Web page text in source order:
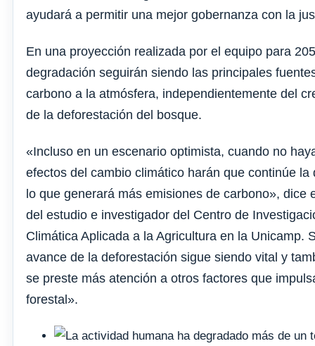
ayudará a permitir una mejor gobernanza con la
En una proyección realizada por el equipo para
degradación seguirán siendo las principales
carbono a la atmósfera, independientemente del
de la deforestación del bosque.
«Incluso en un escenario optimista, cuando no
efectos del cambio climático harán que continúe
lo que generará más emisiones de carbono», dice
del estudio e investigador del Centro de
Climática Aplicada a la Agricultura en la Unicamp.
avance de la deforestación sigue siendo vital y
se preste más atención a otros factores que
forestal».